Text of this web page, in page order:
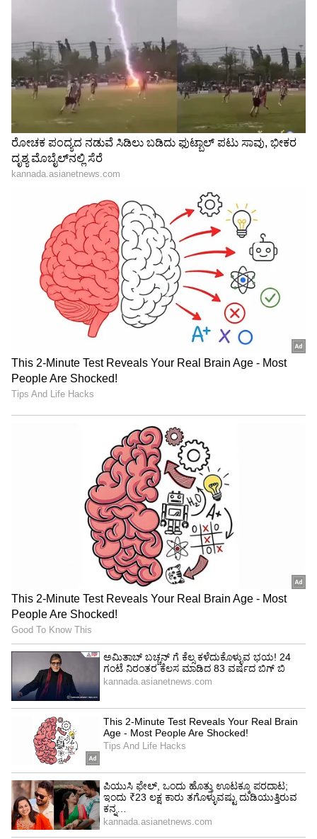
ಅತಿ ಹೆಚ್ಚು ಟಿಕೆಟ್‌ಗಳು ಮಾರಾಟವಾದ ಲೆಕ್ಕದಲ್ಲಿ 1939ರ
ಕ್ಲಾಸಿಕ್ ಸಿನಿಮಾ 'ಗಾನ್ ವಿತ್ ದಿ ವಿಂಡ್' ಅನ್ನು ಮೀರಿಸಲು
ಇನ್ನೂ ಯಾವ ಚಿತ್ರಕ್ಕೂ ಸಾಧ್ಯವಾಗಿಲ್ಲ.
"ರಾಜಕೀಯ ಬೇಡ, ಸಿನಿಮಾನೇ ಪ್ರಾಣ":
ಕನಕೋತ್ಸವದಲ್ಲಿ ರಿಷಬ್ ಶೆಟ್ಟಿ | Rishab
Shetty speech | Suvarna News
ಶೇ.50 ರಿಂದ ಶೇ.18 ಕ್ಕೆ TAX ಇಳಿಕೆ: ಮೋದಿ-
ಟ್ರಂಪ್ ಐತಿಹಾಸಿಕ ಒಪ್ಪಂದ | India US
Trade Deal | Party Rounds